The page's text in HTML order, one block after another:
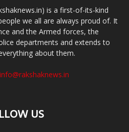
is a first-of-its-kind
we all are always proud of. It
and the Armed forces, the
departments and extends to
about them.
info@rakshaknews.in
US